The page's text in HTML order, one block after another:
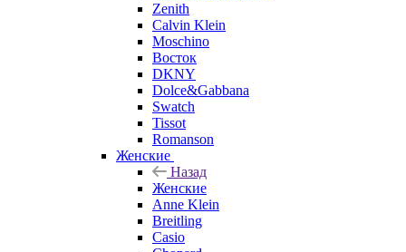
Zenith
Calvin Klein
Moschino
Восток
DKNY
Dolce&Gabbana
Swatch
Tissot
Romanson
Женские
Назад
Женские
Anne Klein
Breitling
Casio